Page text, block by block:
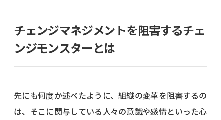
チェンジマネジメントを阻害するチェ
ンジモンスターとは
先にも何度か述べたように、組織の変革を阻害するの
は、そこに関与している人々の意識や感情といった心